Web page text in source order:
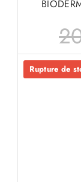
Rupture de